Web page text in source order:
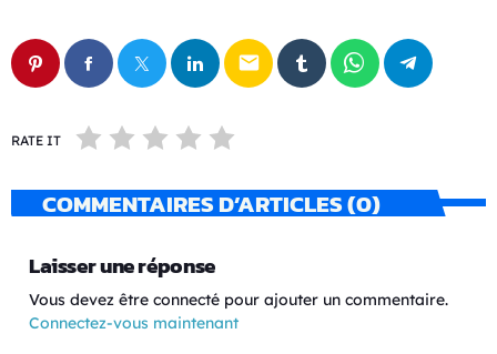
email
RATE IT
COMMENTAIRES D’ARTICLES (0)
Laisser une réponse
Vous devez être connecté pour ajouter un commentaire.
Connectez-vous maintenant